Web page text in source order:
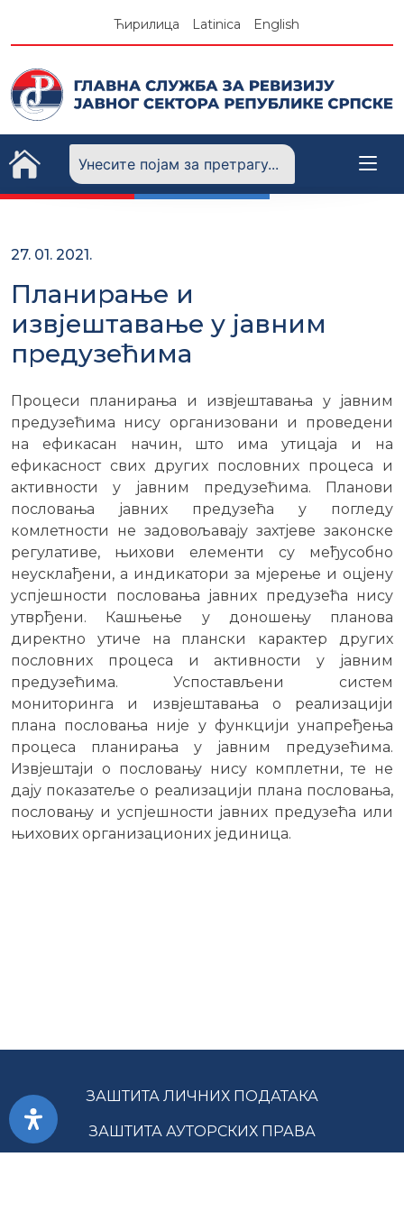
Ћирилица Latinica English
27. 01. 2021.
Плaнирaњe и
извjeштaвaњe у jaвним
прeдузeћимa
Процеси планирања и извјештавања у јавним
предузећима нису организовани и проведени
на ефикасан начин, што има утицаја и на
ефикасност свих других пословних процеса и
активности у јавним предузећима. Планови
пословања јавних предузећа у погледу
комлетности не задовољавају захтјеве законске
регулативе, њихови елементи су међусобно
неусклађени, а индикатори за мјерење и оцјену
успјешности пословања јавних предузећа нису
утврђени. Кашњење у доношењу планова
директно утиче на плански карактер других
пословних процеса и активности у јавним
предузећима. Успостављени систем
мониторинга и извјештавања о реализацији
плана пословања није у функцији унапређења
процеса планирања у јавним предузећима.
Извјештаји о пословању нису комплетни, те не
дају показатеље о реализацији плана пословања,
пословању и успјешности јавних предузећа или
њихових организационих јединица.
ЗАШТИТА ЛИЧНИХ ПОДАТАКА
ЗАШТИТА АУТОРСКИХ ПРАВА